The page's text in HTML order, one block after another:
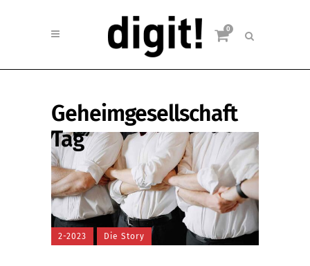
0
Geheimgesellschaft
Tag
2-2023 Die Story